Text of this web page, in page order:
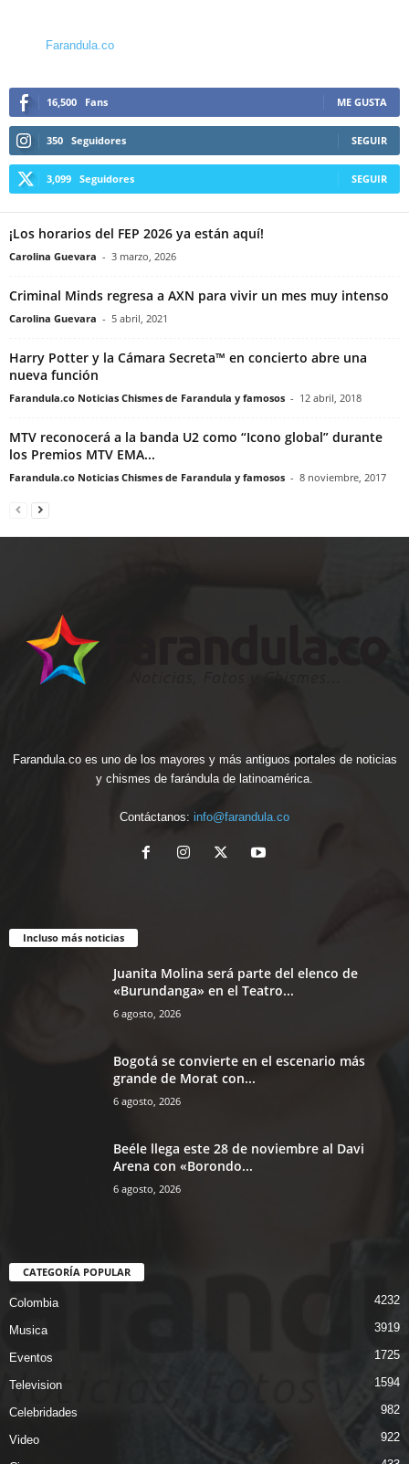
Farandula.co
16,500 Fans ME GUSTA
350 Seguidores SEGUIR
3,099 Seguidores SEGUIR
¡Los horarios del FEP 2026 ya están aquí!
Carolina Guevara - 3 marzo, 2026
Criminal Minds regresa a AXN para vivir un mes muy intenso
Carolina Guevara - 5 abril, 2021
Harry Potter y la Cámara Secreta™ en concierto abre una
nueva función
Farandula.co Noticias Chismes de Farandula y famosos - 12 abril, 2018
MTV reconocerá a la banda U2 como “Icono global” durante
los Premios MTV EMA...
Farandula.co Noticias Chismes de Farandula y famosos - 8 noviembre, 2017
Farandula.co es uno de los mayores y más antiguos portales de noticias
y chismes de farándula de latinoamérica.
Contáctanos: info@farandula.co
Incluso más noticias
Juanita Molina será parte del elenco de
«Burundanga» en el Teatro...
6 agosto, 2026
Bogotá se convierte en el escenario más
grande de Morat con...
6 agosto, 2026
Beéle llega este 28 de noviembre al Davi
Arena con «Borondo...
6 agosto, 2026
CATEGORÍA POPULAR
Colombia 4232
Musica 3919
Eventos 1725
Television 1594
Celebridades 982
Video 922